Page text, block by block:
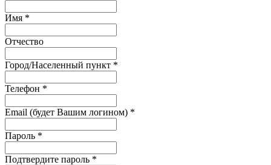
Имя *
Отчество
Город/Населенный пункт *
Телефон *
Email (будет Вашим логином) *
Пароль *
Подтвердите пароль *